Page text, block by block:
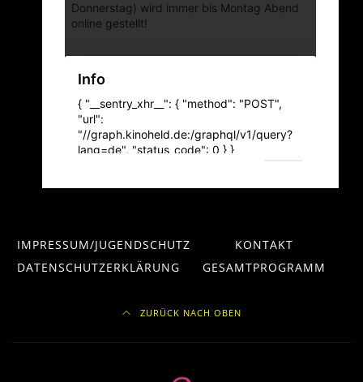
IMPRESSUM/JUGENDSCHUTZ
KONTAKT
DATENSCHUTZERKLÄRUNG
GESAMTPROGRAMM
ZURÜCK NACH OBEN